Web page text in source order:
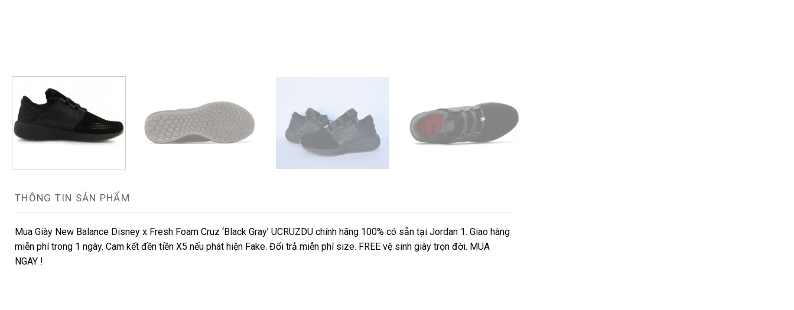
THÔNG TIN SẢN PHẨM
Mua Giày New Balance Disney x Fresh Foam Cruz ‘Black Gray’ UCRUZDU chính hãng 100% có sẵn tại Jordan 1. Giao hàng
miễn phí trong 1 ngày. Cam kết đền tiền X5 nếu phát hiện Fake. Đổi trả miễn phí size. FREE vệ sinh giày trọn đời. MUA
NGAY !